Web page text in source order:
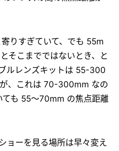
りすぎていて、でも 55m
そこまでではないとき、と
ルレンズキットは 55-300
、これは 70-300mm なの
ても 55〜70mm の焦点距離
ョーを見る場所は早々変え